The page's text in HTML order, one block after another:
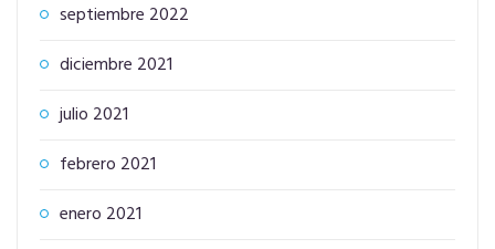
septiembre 2022
diciembre 2021
julio 2021
febrero 2021
enero 2021